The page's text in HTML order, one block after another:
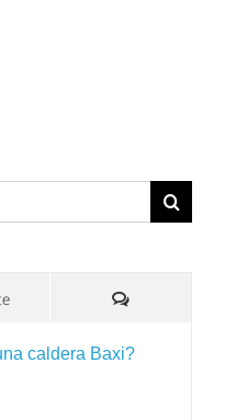
Comments
caldera Baxi?